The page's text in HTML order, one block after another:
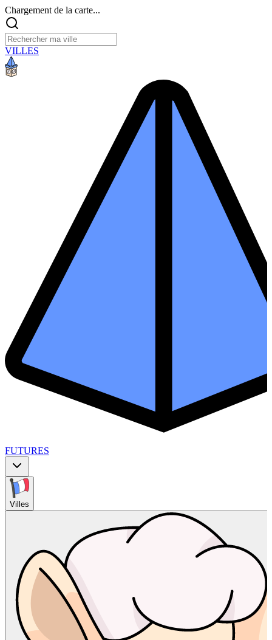
Chargement de la carte...
VILLES
FUTURES
Villes